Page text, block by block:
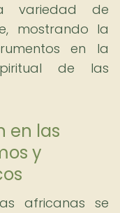
variedad de
mostrando la
en la
de las
en las
y
africanas se